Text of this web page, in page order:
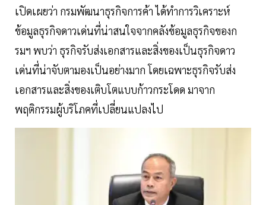
เปิดเผยว่า กรมพัฒนาธุรกิจการค้า ได้ทำการวิเคราะห์
ข้อมูลธุรกิจดาวเด่นที่น่าสนใจจากคลังข้อมูลธุรกิจของก
รมฯ พบว่า ธุรกิจรับส่งเอกสารและสิ่งของเป็นธุรกิจดาว
เด่นที่น่าจับตามองเป็นอย่างมาก โดยเฉพาะธุรกิจรับส่ง
เอกสารและสิ่งของเติบโตแบบก้าวกระโดด มาจาก
พฤติกรรมผู้บริโภคที่เปลี่ยนแปลงไป